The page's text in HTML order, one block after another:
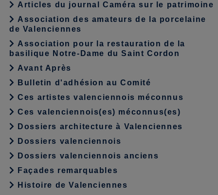
Articles du journal Caméra sur le patrimoine
Association des amateurs de la porcelaine
de Valenciennes
Association pour la restauration de la
basilique Notre-Dame du Saint Cordon
Avant Après
Bulletin d'adhésion au Comité
Ces artistes valenciennois méconnus
Ces valenciennois(es) méconnus(es)
Dossiers architecture à Valenciennes
Dossiers valenciennois
Dossiers valenciennois anciens
Façades remarquables
Histoire de Valenciennes